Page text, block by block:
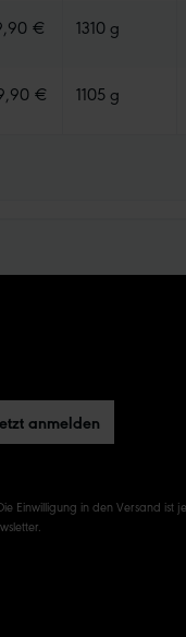
€ 1310 g
€ 1105 g
anmelden
Einwilligung in den Versand ist